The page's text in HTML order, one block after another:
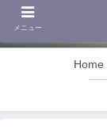
Home
メニュー